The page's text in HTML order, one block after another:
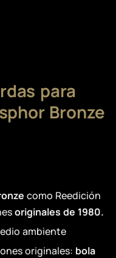
para
Bronze
como Reedición
originales de 1980.
ambiente
originales: bola